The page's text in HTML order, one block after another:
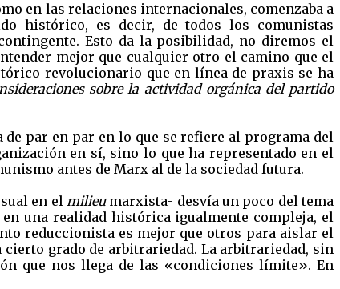
en las relaciones internacionales, comenzaba a
histórico, es decir, de todos los comunistas
Esto da la posibilidad, no diremos el
mejor que cualquier otro el camino que el
revolucionario que en línea de praxis se ha
sobre la actividad orgánica del partido
par en par en lo que se refiere al programa del
en sí, sino lo que ha representado en el
antes de Marx al de la sociedad futura.
en elmilieu marxista- desvía un poco del tema
una realidad histórica igualmente compleja, el
reduccionista es mejor que otros para aislar el
grado de arbitrariedad. La arbitrariedad, sin
que nos llega de las «condiciones límite». En